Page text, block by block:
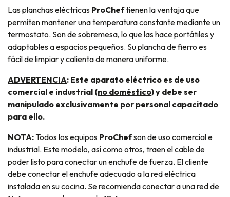
Las planchas eléctricas ProCheftienen la ventaja que
permiten mantener una temperatura constante mediante un
termostato. Son de sobremesa, lo que las hace portátiles y
adaptables a espacios pequeños. Su plancha de fierro es
fácil de limpiar y calienta de manera uniforme.
ADVERTENCIA: Este aparato eléctrico es de uso
comercial e industrial (no doméstico) y debe ser
manipulado exclusivamente por personal capacitado
para ello.
NOTA: Todos los equipos ProChefson de uso comercial e
industrial. Este modelo, así como otros, traen el cable de
poder listo para conectar un enchufe de fuerza. El cliente
debe conectar el enchufe adecuado a la red eléctrica
instalada en su cocina. Se recomienda conectar a una red de